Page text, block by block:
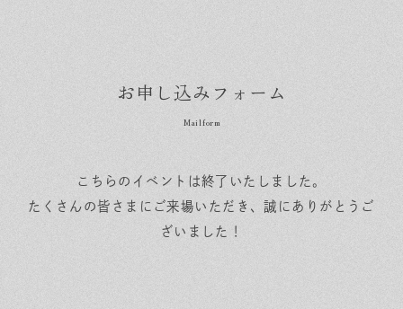
お申し込みフォーム
こちらのイベントは終了いたしました。
たくさんの皆さまにご来場いただき、誠にありがとうご
ざいました！